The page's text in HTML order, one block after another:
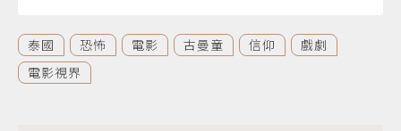
泰國 恐怖 電影 古曼童 信仰
戲劇
電影視界